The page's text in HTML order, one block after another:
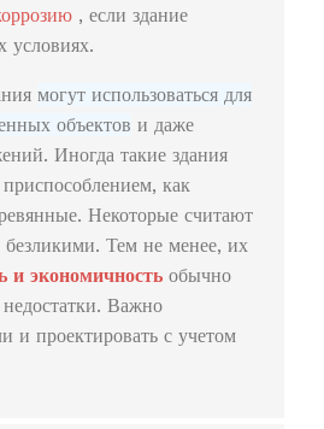
, если здание
условиях.
могут использоваться для
объектов и даже
Иногда такие здания
как
Некоторые считают
Тем не менее, их
и экономичность обычно
Важно
и проектировать с учетом